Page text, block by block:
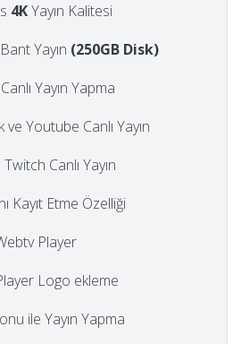
4KYayın Kalitesi
Yayın (250GB Disk)
Canlı Yayın Yapma
Youtube Canlı Yayın
Canlı Yayın
Kayıt Etme Özelliği
Player
Logo ekleme
ile Yayın Yapma